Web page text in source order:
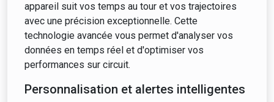
appareil suit vos temps au tour et vos trajectoires
avec une précision exceptionnelle. Cette
technologie avancée vous permet d'analyser vos
données en temps réel et d'optimiser vos
performances sur circuit.
Personnalisation et alertes intelligentes